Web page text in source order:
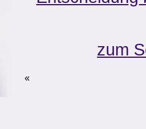
zum
«